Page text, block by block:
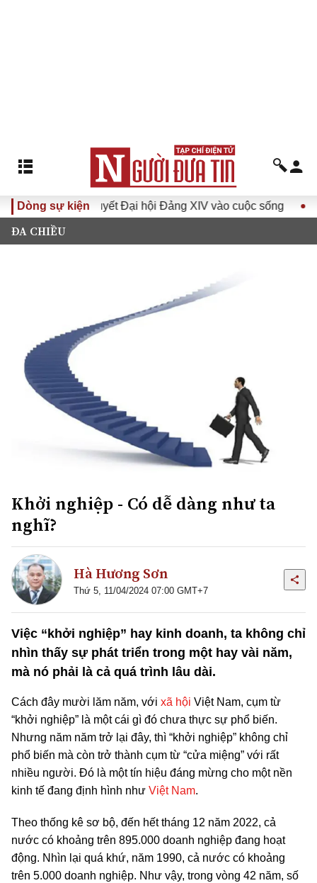
Dòng sự kiện
Đưa Nghị quyết Đại hội Đảng XIV vào cuộc sống Hướng
ĐA CHIỀU
Khởi nghiệp - Có dễ dàng như ta
nghĩ?
Hà Hương Sơn
Thứ 5, 11/04/2024 07:00 GMT+7
Việc “khởi nghiệp” hay kinh doanh, ta không chỉ
nhìn thấy sự phát triển trong một hay vài năm,
mà nó phải là cả quá trình lâu dài.
Cách đây mười lăm năm, với xã hội Việt Nam, cụm từ
“khởi nghiệp” là một cái gì đó chưa thực sự phổ biến.
Nhưng năm năm trở lại đây, thì “khởi nghiệp” không chỉ
phổ biến mà còn trở thành cụm từ “cửa miệng” với rất
nhiều người. Đó là một tín hiệu đáng mừng cho một nền
kinh tế đang định hình như Việt Nam.
Theo thống kê sơ bộ, đến hết tháng 12 năm 2022, cả
nước có khoảng trên 895.000 doanh nghiệp đang hoạt
động. Nhìn lại quá khứ, năm 1990, cả nước có khoảng
trên 5.000 doanh nghiệp. Như vậy, trong vòng 42 năm, số